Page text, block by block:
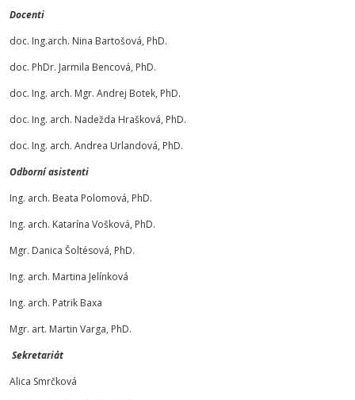
Docenti
doc. Ing.arch. Nina Bartošová, PhD.
doc. PhDr. Jarmila Bencová, PhD.
doc. Ing. arch. Mgr. Andrej Botek, PhD.
doc. Ing. arch. Nadežda Hrašková, PhD.
doc. Ing. arch. Andrea Urlandová, PhD.
Odborní asistenti
Ing. arch. Beata Polomová, PhD.
Ing. arch. Katarína Vošková, PhD.
Mgr. Danica Šoltésová, PhD.
Ing. arch. Martina Jelínková
Ing. arch. Patrik Baxa
Mgr. art. Martin Varga, PhD.
Sekretariát
Alica Smrčková